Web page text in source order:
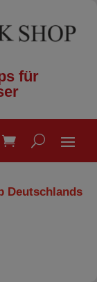
für
Deutschlands